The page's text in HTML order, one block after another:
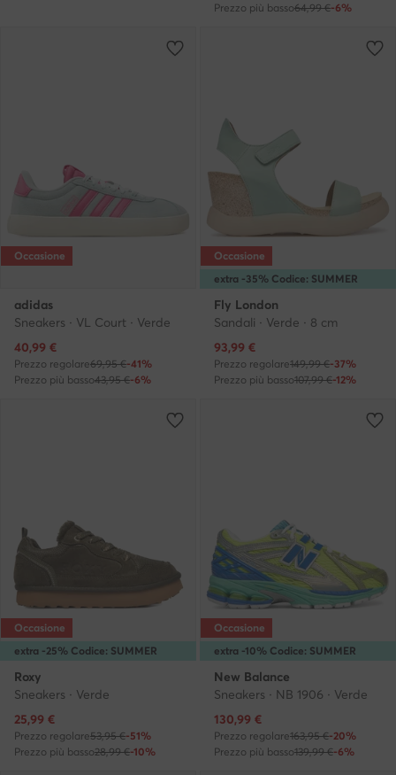
Prezzo più basso64,99 €-6%
Occasione
adidas
Sneakers · VL Court · Verde
Prezzo attuale
40,99 €
Prezzo regolare69,95 €-41%
Prezzo più basso43,95 €-6%
extra -35% Codice: SUMMER
Occasione
Fly London
Sandali · Verde · 8 cm
Prezzo attuale
93,99 €
Prezzo regolare149,99 €-37%
Prezzo più basso107,99 €-12%
extra -25% Codice: SUMMER
Occasione
Roxy
Sneakers · Verde
Prezzo attuale
25,99 €
Prezzo regolare53,95 €-51%
Prezzo più basso28,99 €-10%
extra -10% Codice: SUMMER
Occasione
New Balance
Sneakers · NB 1906 · Verde
Prezzo attuale
130,99 €
Prezzo regolare163,95 €-20%
Prezzo più basso139,99 €-6%